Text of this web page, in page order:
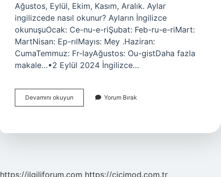
Ağustos, Eylül, Ekim, Kasım, Aralık. Aylar
ingilizcede nasıl okunur? Ayların İngilizce
okunuşuOcak: Ce-nu-e-riŞubat: Feb-ru-e-riMart:
MartNisan: Ep-rılMayıs: Mey .Haziran:
CumaTemmuz: Fr-layAğustos: Ou-gistDaha fazla
makale…•2 Eylül 2024 İngilizce…
Devamını okuyun İNgilizce
Aylar
Yorum Bırak
https://ilgiliforum.com https://cicimod.com.tr